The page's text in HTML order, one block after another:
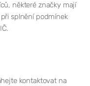
některé značky mají
splnění podmínek
kontaktovat na